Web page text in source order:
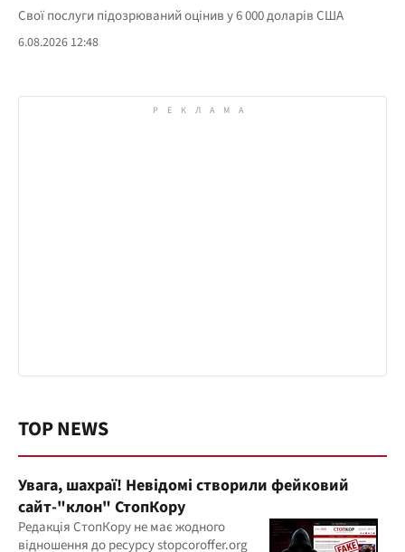
Свої послуги підозрюваний оцінив у 6 000 доларів США
6.08.2026 12:48
TOP NEWS
Увага, шахраї! Невідомі створили фейковий
сайт-"клон" СтопКору
Редакція СтопКору не має жодного
відношення до ресурсу stopcoroffer.org